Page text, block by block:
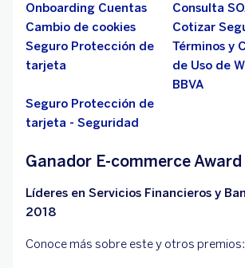
Onboarding Cuentas
Consulta
Cambio de cookies
Cotizar
Seguro Protección de
tarjeta
Términos y
de Uso de
BBVA
Seguro Protección de
tarjeta - Seguridad
Ganador E-commerce Award
Líderes en Servicios Financieros y
2018
Conoce más sobre este y otros premios: